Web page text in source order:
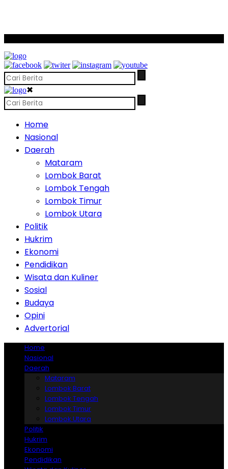
✖
Home
Nasional
Daerah
Mataram
Lombok Barat
Lombok Tengah
Lombok Timur
Lombok Utara
Politik
Hukrim
Ekonomi
Pendidikan
Wisata dan Kuliner
Sosial
Budaya
Opini
Advertorial
Home
Nasional
Daerah
Mataram
Lombok Barat
Lombok Tengah
Lombok Timur
Lombok Utara
Politik
Hukrim
Ekonomi
Pendidikan